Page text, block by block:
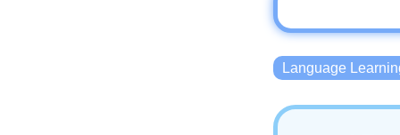
Language